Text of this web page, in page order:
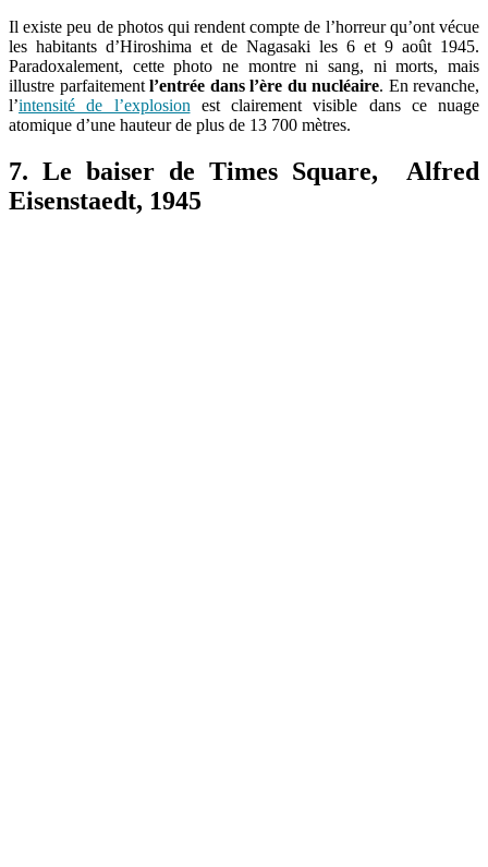
Il existe peu de photos qui rendent compte de l’horreur qu’ont vécue
les habitants d’Hiroshima et de Nagasaki les 6 et 9 août 1945.
Paradoxalement, cette photo ne montre ni sang, ni morts, mais
illustre parfaitement l’entrée dans l’ère du nucléaire. En revanche,
l’intensité de l’explosion est clairement visible dans ce nuage
atomique d’une hauteur de plus de 13 700 mètres.
7. Le baiser de Times Square, Alfred
Eisenstaedt, 1945